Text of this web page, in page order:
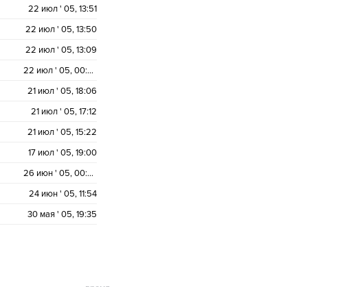
22 июл ' 05, 13:51
22 июл ' 05, 13:50
22 июл ' 05, 13:09
22 июл ' 05, 00:07
21 июл ' 05, 18:06
21 июл ' 05, 17:12
21 июл ' 05, 15:22
17 июл ' 05, 19:00
26 июн ' 05, 00:56
24 июн ' 05, 11:54
30 мая ' 05, 19:35